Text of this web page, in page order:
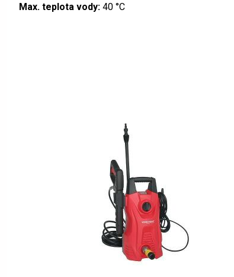
Max. teplota vody: 40 °C